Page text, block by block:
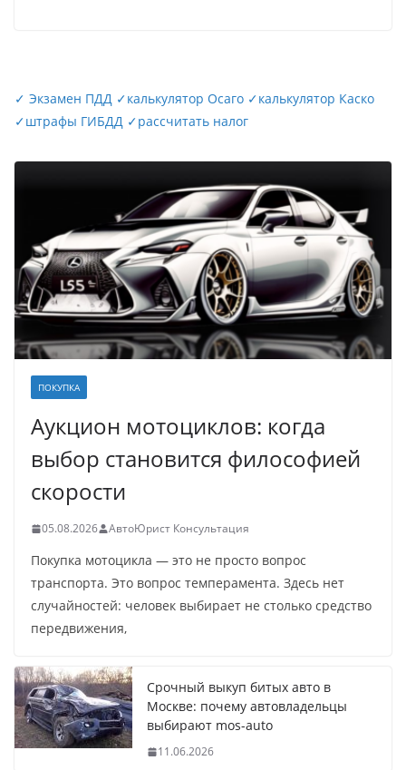
✓ Экзамен ПДД ✓калькулятор Осаго ✓калькулятор Каско
✓штрафы ГИБДД ✓рассчитать налог
ПОКУПКА
Аукцион мотоциклов: когда
выбор становится философией
скорости
05.08.2026 АвтоЮрист Консультация
Покупка мотоцикла — это не просто вопрос
транспорта. Это вопрос темперамента. Здесь нет
случайностей: человек выбирает не столько средство
передвижения,
Срочный выкуп битых авто в
Москве: почему автовладельцы
выбирают mos-auto
11.06.2026